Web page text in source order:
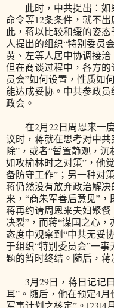
此时，中共提出：如
命令等12条条件，就不
此，蒋以比较和缓的姿
人提出的组织“特别委员
黄、左等人居中协调接
但在商谈过程中，各方
员会”如何设置，性质如
能达成妥协。中共参政
政会。
在2月22日周恩来一度
议时，蒋就在思考对中共
除”，或者“暂置静观，
如攻榆林时之对策”，他
备防守工作”；另一种对
蒋仍然没有放弃政治解
来，“商朱军善后意见”，
蒋再约请周恩来夫妇聚
决裂”，而蒋“谋国之心
态度中观察到“中共无妥
于组织“特别委员会”一
题的暂时终结。随后，
3月29日，蒋日记记曰
耳”。随后，他在预定4
军事计划之核定”。[23]4